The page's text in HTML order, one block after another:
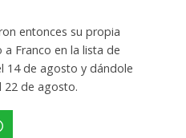
entonces su propia
Franco en la lista de
14 de agosto y dándole
22 de agosto.